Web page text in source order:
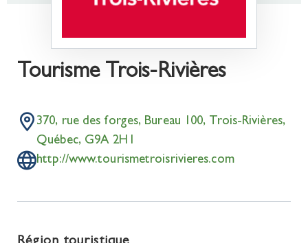
Tourisme Trois-Rivières
370, rue des forges, Bureau 100, Trois-Rivières,
Québec, G9A 2H1
http://www.tourismetroisrivieres.com